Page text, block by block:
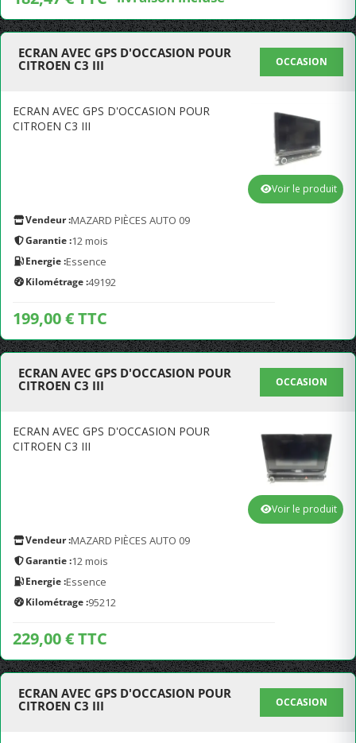
ECRAN AVEC GPS D'OCCASION POUR
CITROEN C3 III
OCCASION
ECRAN AVEC GPS D'OCCASION POUR
CITROEN C3 III
Vendeur :MAZARD PIÈCES AUTO 09
Garantie :12 mois
Energie :Essence
Kilométrage :49192
199,00 € TTC
Voir le produit
ECRAN AVEC GPS D'OCCASION POUR
CITROEN C3 III
OCCASION
ECRAN AVEC GPS D'OCCASION POUR
CITROEN C3 III
Vendeur :MAZARD PIÈCES AUTO 09
Garantie :12 mois
Energie :Essence
Kilométrage :95212
229,00 € TTC
Voir le produit
ECRAN AVEC GPS D'OCCASION POUR
CITROEN C3 III
OCCASION